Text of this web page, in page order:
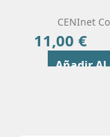
CENInet
11,00 €
Añadir Al